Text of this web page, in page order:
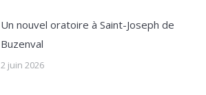
Un nouvel oratoire à Saint-Joseph de
Buzenval
2 juin 2026